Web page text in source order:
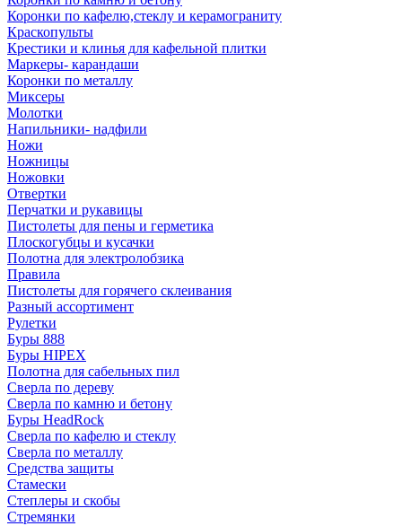
Коронки по кафелю,стеклу и керамограниту
Краскопульты
Крестики и клинья для кафельной плитки
Маркеры- карандаши
Коронки по металлу
Миксеры
Молотки
Напильники- надфили
Ножи
Ножницы
Ножовки
Отвертки
Перчатки и рукавицы
Пистолеты для пены и герметика
Плоскогубцы и кусачки
Полотна для электролобзика
Правила
Пистолеты для горячего склеивания
Разный ассортимент
Рулетки
Буры 888
Буры HIPEX
Полотна для сабельных пил
Сверла по дереву
Сверла по камню и бетону
Буры HeadRock
Сверла по кафелю и стеклу
Сверла по металлу
Средства защиты
Стамески
Степлеры и скобы
Стремянки